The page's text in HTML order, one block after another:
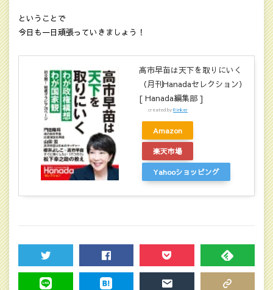
ということで
今日も一日頑張っていきましょう！
高市早苗は天下を取りにいく
（月刊Hanadaセレクション）
[ Hanada編集部 ]
created byRinker
Amazon
楽天市場
Yahooショッピング
TWEET SHARE POCKET FEEDLY